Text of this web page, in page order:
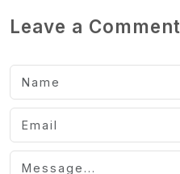
Leave a Comment